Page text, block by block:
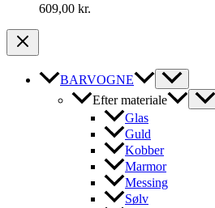
609,00 kr.
BARVOGNE
Efter materiale
Glas
Guld
Kobber
Marmor
Messing
Sølv